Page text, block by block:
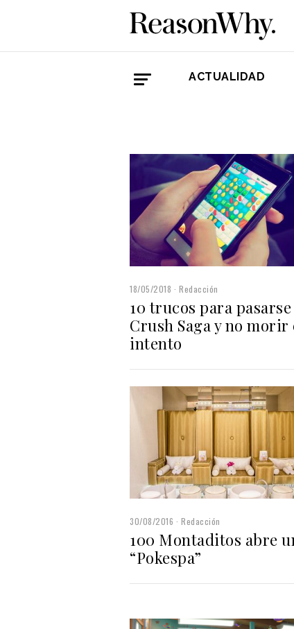
ACTUALIDAD
18/05/2018 Redacción
10 trucos para
Crush Saga y no morir
intento
30/08/2016 Redacción
100 Montaditos abre
“Pokespa”